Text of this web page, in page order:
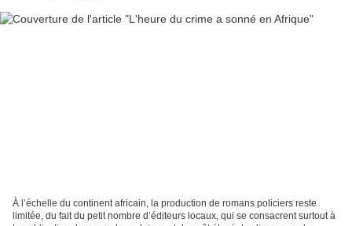
À l’échelle du continent africain, la production de romans policiers reste
limitée, du fait du petit nombre d’éditeurs locaux, qui se consacrent surtout à